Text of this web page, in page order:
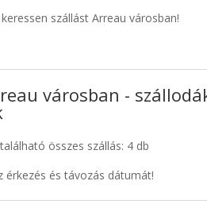
szállást Arreau városban!
városban -
összes szállás: 4 db
érkezés és távozás dátumát!